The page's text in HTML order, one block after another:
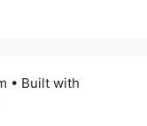
• Built with